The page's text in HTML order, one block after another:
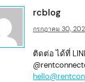
rcblog
กรกฎาคม 30,
ติดต่อ ได้ที่